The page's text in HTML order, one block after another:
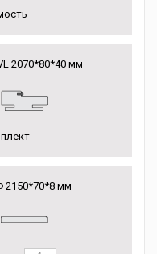
2070*80*40 мм
мм